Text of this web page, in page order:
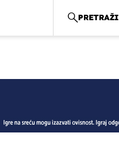
PRETRAŽI